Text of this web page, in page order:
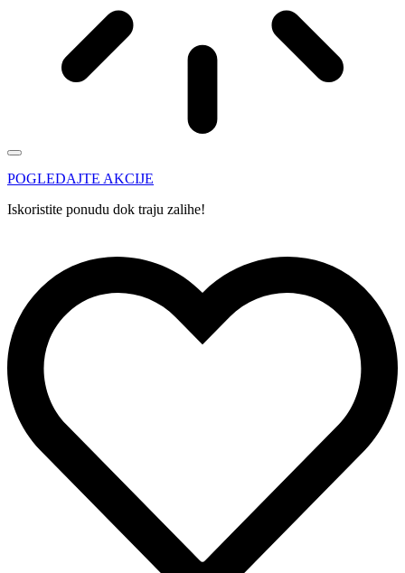
POGLEDAJTE AKCIJE
Iskoristite ponudu dok traju zalihe!